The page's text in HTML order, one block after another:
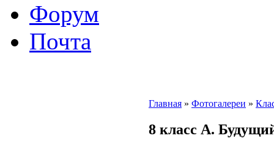
Форум
Почта
Главная » Фотогалереи »
8 класс А.